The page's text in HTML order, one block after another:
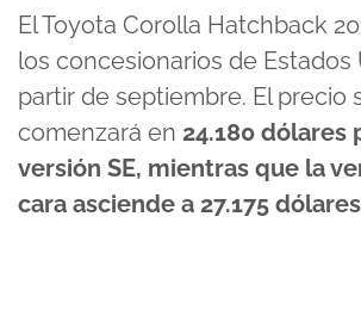
El Toyota Corolla Hatchback
los concesionarios de Estados
partir de septiembre. El precio
comenzará en 24.180 dólares
versión SE, mientras que la
cara asciende a 27.175 dólares